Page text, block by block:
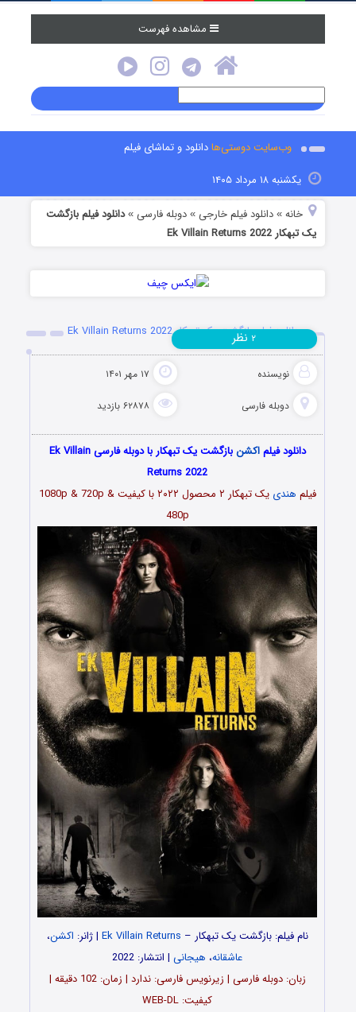
مشاهده فهرست
وب‌سایت دوستی‌هادانلود و تماشای فیلم
یکشنبه ۱۸ مرداد ۱۴۰۵
خانه »دانلود فیلم خارجی »دوبله فارسی »دانلود فیلم بازگشت
یک تبهکار Ek Villain Returns 2022
دانلود فیلم بازگشت یک تبهکار Ek Villain Returns 2022
نویسنده ۱۷ مهر ۱۴۰۱
دوبله فارسی ۶۲۸۷۸ بازدید
۲ نظر
دانلود فیلماکشن
بازگشت یک تبهکار با دوبله فارسی Ek Villain
Returns 2022
فیلم هندی یک تبهکار ۲ محصول
با کیفیت 1080p & 720p &
480p
نام فیلم: بازگشت یک تبهکار – Ek Villain Returns | ژانر: اکشن،
عاشقانه، هیجانی | انتشار: 2022
زبان: دوبله فارسی | زیرنویس فارسی: ندارد | زمان: 102 دقیقه |
کیفیت: WEB-DL